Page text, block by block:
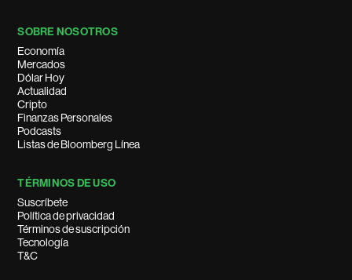
SOBRE NOSOTROS
Economía
Mercados
Dólar Hoy
Actualidad
Cripto
Finanzas Personales
Podcasts
Listas de Bloomberg Línea
TÉRMINOS DE USO
Suscríbete
Política de privacidad
Términos de suscripción
Tecnología
T&C